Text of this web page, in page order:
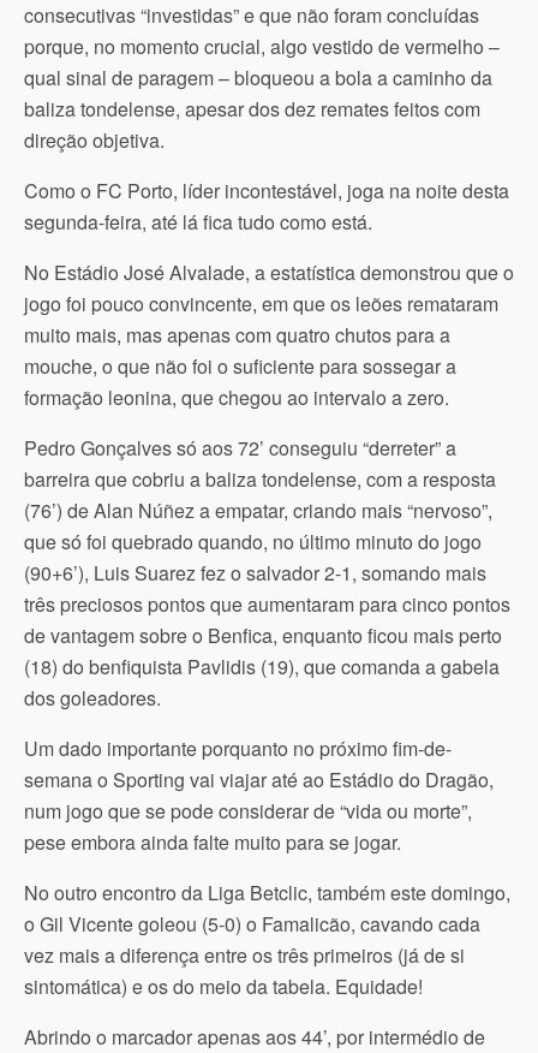
consecutivas “investidas” e que não foram concluídas
porque, no momento crucial, algo vestido de vermelho –
qual sinal de paragem – bloqueou a bola a caminho da
baliza tondelense, apesar dos dez remates feitos com
direção objetiva.
Como o FC Porto, líder incontestável, joga na noite desta
segunda-feira, até lá fica tudo como está.
No Estádio José Alvalade, a estatística demonstrou que o
jogo foi pouco convincente, em que os leões remataram
muito mais, mas apenas com quatro chutos para a
mouche, o que não foi o suficiente para sossegar a
formação leonina, que chegou ao intervalo a zero.
Pedro Gonçalves só aos 72’ conseguiu “derreter” a
barreira que cobriu a baliza tondelense, com a resposta
(76’) de Alan Núñez a empatar, criando mais “nervoso”,
que só foi quebrado quando, no último minuto do jogo
(90+6’), Luis Suarez fez o salvador 2-1, somando mais
três preciosos pontos que aumentaram para cinco pontos
de vantagem sobre o Benfica, enquanto ficou mais perto
(18) do benfiquista Pavlidis (19), que comanda a gabela
dos goleadores.
Um dado importante porquanto no próximo fim-de-
semana o Sporting vai viajar até ao Estádio do Dragão,
num jogo que se pode considerar de “vida ou morte”,
pese embora ainda falte muito para se jogar.
No outro encontro da Liga Betclic, também este domingo,
o Gil Vicente goleou (5-0) o Famalicão, cavando cada
vez mais a diferença entre os três primeiros (já de si
sintomática) e os do meio da tabela. Equidade!
Abrindo o marcador apenas aos 44’, por intermédio de